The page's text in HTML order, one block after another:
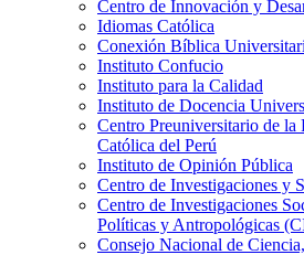
Centro de Innovación y
Idiomas Católica
Conexión Bíblica
Instituto Confucio
Instituto para la Calidad
Instituto de Docencia
Centro Preuniversitario de
Católica del Perú
Instituto de Opinión Pública
Centro de Investigaciones y
Centro de Investigaciones
Políticas y Antropológicas
Consejo Nacional de